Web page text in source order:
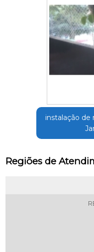
instalação de
Regiões de